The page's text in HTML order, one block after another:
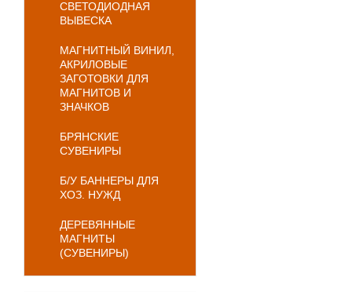
СВЕТОДИОДНАЯ
ВЫВЕСКА
МАГНИТНЫЙ ВИНИЛ,
АКРИЛОВЫЕ
ЗАГОТОВКИ ДЛЯ
МАГНИТОВ И
ЗНАЧКОВ
БРЯНСКИЕ
СУВЕНИРЫ
Б/У БАННЕРЫ ДЛЯ
ХОЗ. НУЖД
ДЕРЕВЯННЫЕ
МАГНИТЫ
(СУВЕНИРЫ)